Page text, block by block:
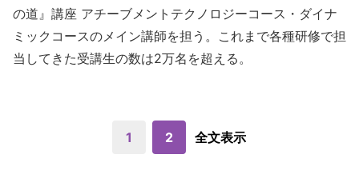
の道』講座 アチーブメントテクノロジーコース・ダイナ
ミックコースのメイン講師を担う。これまで各種研修で担
当してきた受講生の数は2万名を超える。
1 2 全文表示